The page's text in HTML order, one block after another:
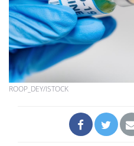
ROOP_DEY/ISTOCK